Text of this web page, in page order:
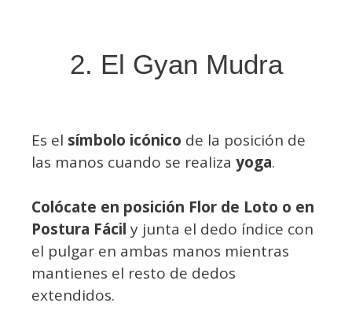
2. El Gyan Mudra
Es el símbolo icónico de la posición de
las manos cuando se realiza yoga.
Colócate en posición Flor de Loto o en
Postura Fácil y junta el dedo índice con
el pulgar en ambas manos mientras
mantienes el resto de dedos
extendidos.